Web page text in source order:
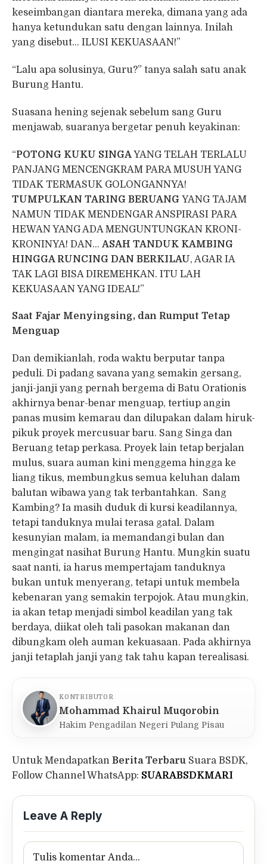
keseimbangan diantara mereka, dimana yang ada
hanya ketundukan satu dengan lainnya. Inilah
yang disebut… ILUSI KEKUASAAN!”
“Lalu apa solusinya, Guru?” tanya salah satu anak
Burung Hantu.
Suasana hening sejenak sebelum sang Guru
menjawab, suaranya bergetar penuh keyakinan:
“POTONG KUKU SINGAYANG TELAH TERLALU
PANJANG MENCENGKRAM PARA MUSUH YANG
TIDAK TERMASUK GOLONGANNYA!
TUMPULKAN TARING BERUANG YANG TAJAM
NAMUN TIDAK MENDENGAR ANSPIRASI PARA
HEWAN YANG ADA MENGUNTUNGKAN KRONI-
KRONINYA! DAN… ASAH TANDUK KAMBING
HINGGA RUNCING DAN BERKILAU, AGAR IA
TAK LAGI BISA DIREMEHKAN. ITU LAH
KEKUASAAN YANG IDEAL!”
Saat Fajar Menyingsing, dan Rumput Tetap
Menguap
Dan demikianlah, roda waktu berputar tanpa
peduli. Di padang savana yang semakin gersang,
janji-janji yang pernah bergema di Batu Orationis
akhirnya benar-benar menguap, tertiup angin
panas musim kemarau dan dilupakan dalam hiruk-
pikuk proyek mercusuar baru. Sang Singa dan
Beruang tetap perkasa. Proyek lain tetap berjalan
mulus, suara auman kini menggema hingga ke
liang tikus, membungkus semua keluhan dalam
balutan wibawa yang tak terbantahkan. Sang
Kambing? Ia masih duduk di kursi keadilannya,
tetapi tanduknya mulai terasa gatal. Dalam
kesunyian malam, ia memandangi bulan dan
mengingat nasihat Burung Hantu. Mungkin suatu
saat nanti, ia harus mempertajam tanduknya
bukan untuk menyerang, tetapi untuk membela
kebenaran yang semakin terpojok. Atau mungkin,
ia akan tetap menjadi simbol keadilan yang tak
berdaya, diikat oleh tali pasokan makanan dan
dibungkam oleh auman kekuasaan. Pada akhirnya
janji tetaplah janji yang tak tahu kapan terealisasi.
KONTRIBUTOR
Mohammad Khairul Muqorobin
Hakim Pengadilan Negeri Pulang Pisau
Untuk Mendapatkan Berita Terbaru Suara BSDK,
Follow Channel WhatsApp: SUARABSDKMARI
Leave A Reply